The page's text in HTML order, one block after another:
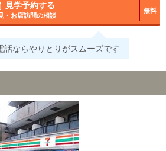
見学予約する
・お店訪問の相談
無料
話ならやりとりがスムーズです